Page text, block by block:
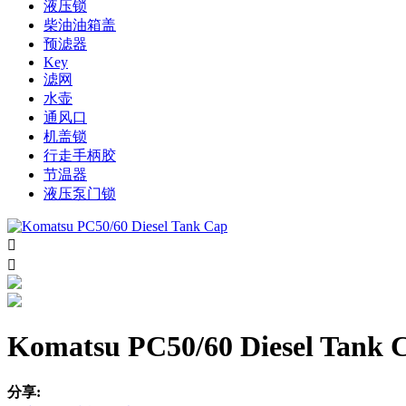
液压锁
柴油油箱盖
预滤器
Key
滤网
水壶
通风口
机盖锁
行走手柄胶
节温器
液压泵门锁


Komatsu PC50/60 Diesel Tank
分享: